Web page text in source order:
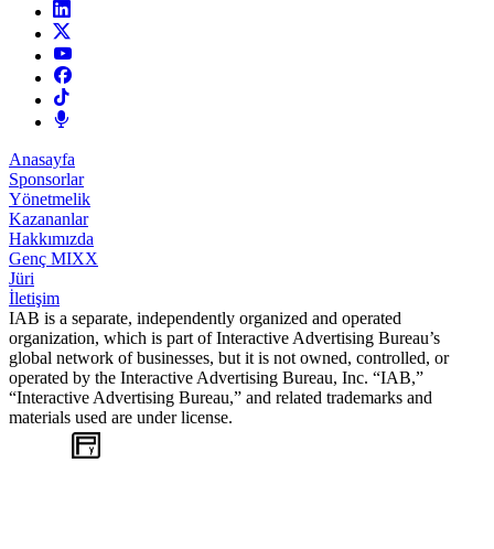
Anasayfa
Sponsorlar
Yönetmelik
Kazananlar
Hakkımızda
Genç MIXX
Jüri
İletişim
IAB is a separate, independently organized and operated
organization, which is part of Interactive Advertising Bureau’s
global network of businesses, but it is not owned, controlled, or
operated by the Interactive Advertising Bureau, Inc. “IAB,”
“Interactive Advertising Bureau,” and related trademarks and
materials used are under license.